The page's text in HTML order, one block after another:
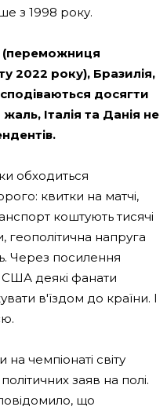
з 1998 року.
(переможниця
2022 року), Бразилія,
сподіваються досягти
Італія та Данія не
обходиться
квитки на матчі,
коштують тисячі
геополітична напруга
Через посилення
США деякі фанати
в'їздом до країни. І
чемпіонаті світу
заяв на полі.
що